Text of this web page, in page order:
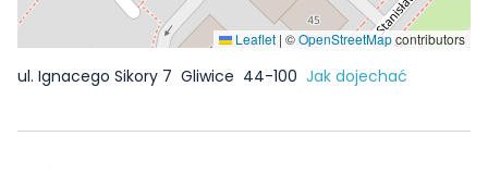
Leaflet | ©OpenStreetMapcontributors
ul. Ignacego Sikory 7 Gliwice 44-100 Jak dojechać